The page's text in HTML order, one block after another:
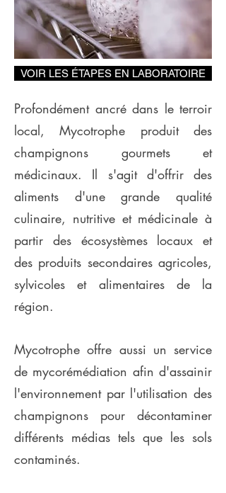
VOIR LES ÉTAPES EN LABORATOIRE
Profondément ancré dans le terroir
local, Mycotrophe produit des
champignons gourmets et
médicinaux. Il s'agit d'offrir des
aliments d'une grande qualité
culinaire, nutritive et médicinale à
partir des écosystèmes locaux et
des produits secondaires agricoles,
sylvicoles et alimentaires de la
région.
Mycotrophe offre aussi un service
de mycorémédiation afin d'assainir
l'environnement par l'utilisation des
champignons pour décontaminer
différents médias tels que les sols
contaminés.